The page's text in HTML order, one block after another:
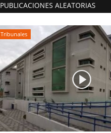
PUBLICACIONES ALEATORIAS
Tribunales